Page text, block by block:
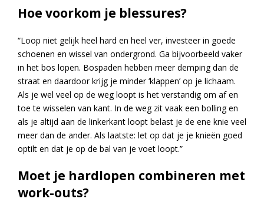
Hoe voorkom je blessures?
“Loop niet gelijk heel hard en heel ver, investeer in goede
schoenen en wissel van ondergrond. Ga bijvoorbeeld vaker
in het bos lopen. Bospaden hebben meer demping dan de
straat en daardoor krijg je minder ‘klappen’ op je lichaam.
Als je wel veel op de weg loopt is het verstandig om af en
toe te wisselen van kant. In de weg zit vaak een bolling en
als je altijd aan de linkerkant loopt belast je de ene knie veel
meer dan de ander. Als laatste: let op dat je je knieën goed
optilt en dat je op de bal van je voet loopt.”
Moet je hardlopen combineren met
work-outs?